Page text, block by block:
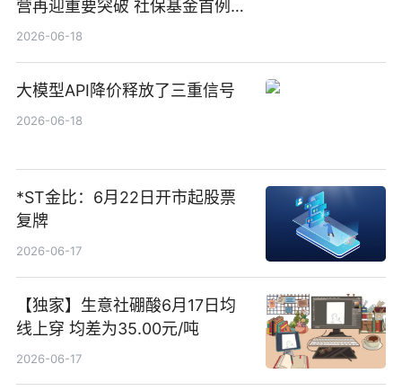
营再迎重要突破 社保基金首例期
货账户完成开立
2026-06-18
大模型API降价释放了三重信号
2026-06-18
*ST金比：6月22日开市起股票
复牌
2026-06-17
【独家】生意社硼酸6月17日均
线上穿 均差为35.00元/吨
2026-06-17